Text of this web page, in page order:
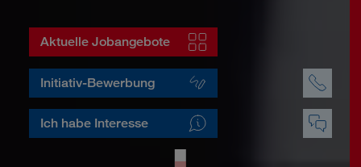
Aktuelle Jobangebote
Initiativ-Bewerbung
Ich habe Interesse